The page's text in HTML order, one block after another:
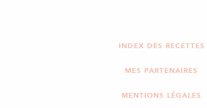
INDEX DES RECETTES
MES PARTENAIRES
MENTIONS LÉGALES